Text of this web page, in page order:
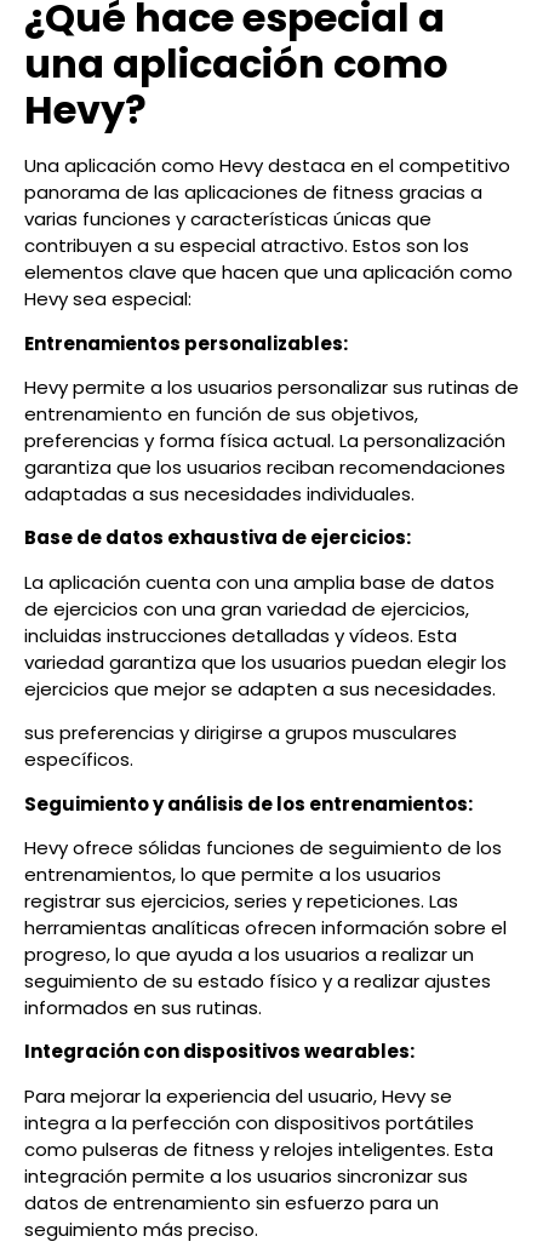
¿Qué hace especial a
una aplicación como
Hevy?
Una aplicación como Hevy destaca en el competitivo
panorama de las aplicaciones de fitness gracias a
varias funciones y características únicas que
contribuyen a su especial atractivo. Estos son los
elementos clave que hacen que una aplicación como
Hevy sea especial:
Entrenamientos personalizables:
Hevy permite a los usuarios personalizar sus rutinas de
entrenamiento en función de sus objetivos,
preferencias y forma física actual. La personalización
garantiza que los usuarios reciban recomendaciones
adaptadas a sus necesidades individuales.
Base de datos exhaustiva de ejercicios:
La aplicación cuenta con una amplia base de datos
de ejercicios con una gran variedad de ejercicios,
incluidas instrucciones detalladas y vídeos. Esta
variedad garantiza que los usuarios puedan elegir los
ejercicios que mejor se adapten a sus necesidades.
sus preferencias y dirigirse a grupos musculares
específicos.
Seguimiento y análisis de los entrenamientos:
Hevy ofrece sólidas funciones de seguimiento de los
entrenamientos, lo que permite a los usuarios
registrar sus ejercicios, series y repeticiones. Las
herramientas analíticas ofrecen información sobre el
progreso, lo que ayuda a los usuarios a realizar un
seguimiento de su estado físico y a realizar ajustes
informados en sus rutinas.
Integración con dispositivos wearables:
Para mejorar la experiencia del usuario, Hevy se
integra a la perfección con dispositivos portátiles
como pulseras de fitness y relojes inteligentes. Esta
integración permite a los usuarios sincronizar sus
datos de entrenamiento sin esfuerzo para un
seguimiento más preciso.